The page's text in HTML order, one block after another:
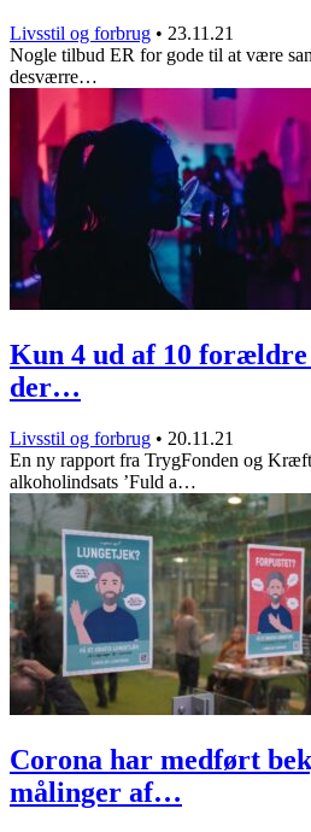
Livsstil og forbrug • 23.11.21
Nogle tilbud ER for gode til at være
desværre…
Kun 4 ud af 10
der…
Livsstil og forbrug • 20.11.21
En ny rapport fra TrygFonden og
alkoholindsats ’Fuld a…
Corona har medført
målinger af…